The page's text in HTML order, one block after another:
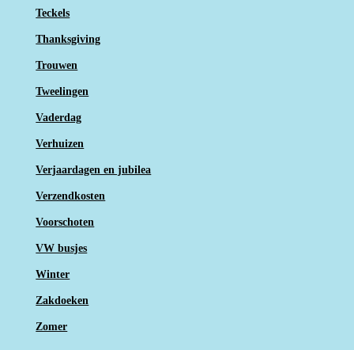
Teckels
Thanksgiving
Trouwen
Tweelingen
Vaderdag
Verhuizen
Verjaardagen en jubilea
Verzendkosten
Voorschoten
VW busjes
Winter
Zakdoeken
Zomer